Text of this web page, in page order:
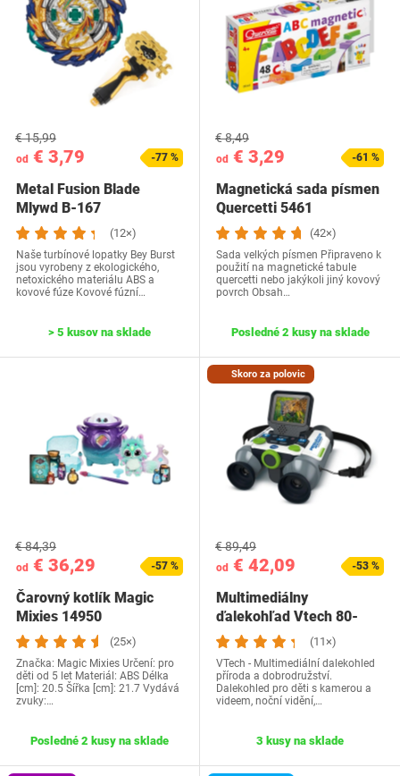
od € 3,79
€ 15,99
-77 %
Metal Fusion Blade
Mlywd B-167
(12×)
Naše turbínové lopatky Bey Burst
jsou vyrobeny z ekologického,
netoxického materiálu ABS a
kovové fúze Kovové fúzní…
> 5 kusov na sklade
od € 3,29
€ 8,49
-61 %
Magnetická sada písmen
Quercetti 5461
(42×)
Sada velkých písmen Připraveno k
použití na magnetické tabule
quercetti nebo jakýkoli jiný kovový
povrch Obsah…
Posledné 2 kusy na sklade
od € 36,29
€ 84,39
-57 %
Čarovný kotlík Magic
Mixies ‎14950
(25×)
Značka: Magic Mixies Určení: pro
děti od 5 let Materiál: ABS Délka
[cm]: 20.5 Šířka [cm]: 21.7 Vydává
zvuky:…
Posledné 2 kusy na sklade
Skoro za polovic
od € 42,09
€ 89,49
-53 %
Multimediálny
ďalekohľad Vtech 80-
618622
(11×)
VTech - Multimediální dalekohled
příroda a dobrodružství.
Dalekohled pro děti s kamerou a
videem, noční vidění,…
3 kusy na sklade